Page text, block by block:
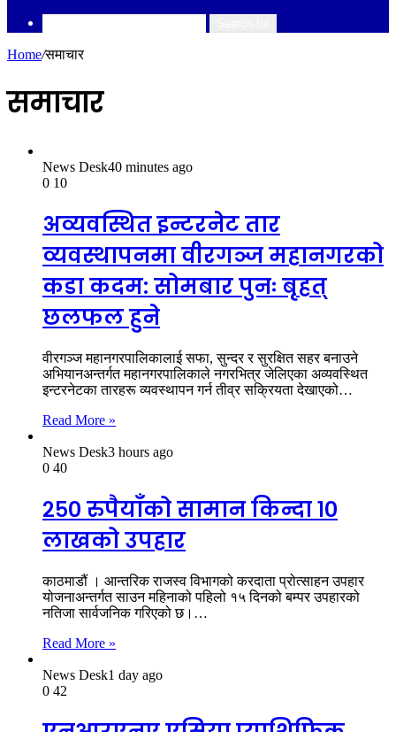
Home/समाचार
समाचार
News Desk40 minutes ago
0 10
अव्यवस्थित इन्टरनेट तार
व्यवस्थापनमा वीरगञ्ज महानगरको
कडा कदम: सोमबार पुनः बृहत्
छलफल हुने
वीरगञ्ज महानगरपालिकालाई सफा, सुन्दर र सुरक्षित सहर बनाउने
अभियानअन्तर्गत महानगरपालिकाले नगरभित्र जेलिएका अव्यवस्थित
इन्टरनेटका तारहरू व्यवस्थापन गर्न तीव्र सक्रियता देखाएको…
Read More »
News Desk3 hours ago
0 40
२५० रुपैयाँको सामान किन्दा १०
लाखको उपहार
काठमाडौं । आन्तरिक राजस्व विभागको करदाता प्रोत्साहन उपहार
योजनाअन्तर्गत साउन महिनाको पहिलो १५ दिनको बम्पर उपहारको
नतिजा सार्वजनिक गरिएको छ।…
Read More »
News Desk1 day ago
0 42